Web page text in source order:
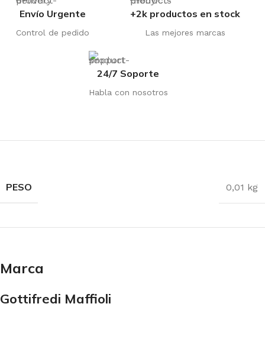
Envío Urgente
Control de pedido
+2k productos en stock
Las mejores marcas
24/7 Soporte
Habla con nosotros
PESO 0,01 kg
Marca
Gottifredi Maffioli